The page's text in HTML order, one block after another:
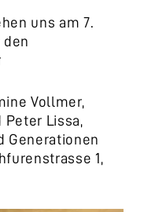
uns am 7.
den
Vollmer,
Lissa,
Generationen
1,